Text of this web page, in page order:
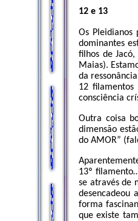
12 e 13
Os
dominantes
filhos de
Maias).
da
12
consciência
Outra coisa
dimensão
do AMOR”
13º
se através de
desencadeou
forma
que existe